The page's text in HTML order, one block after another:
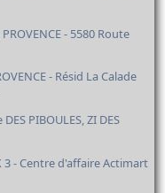
- 5580 Route
- Résid La Calade
PIBOULES, ZI DES
3 - Centre d'affaire Actimart